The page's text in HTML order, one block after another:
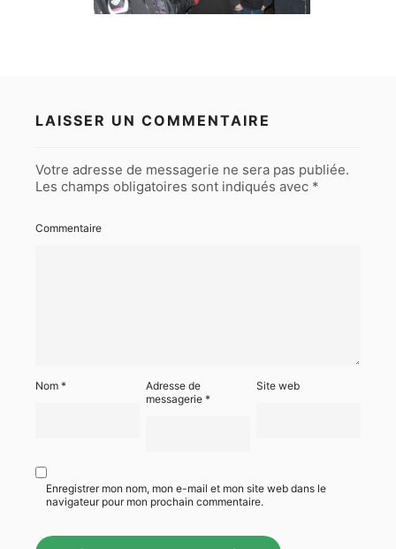
LAISSER UN COMMENTAIRE
Votre adresse de messagerie ne sera pas publiée.
Les champs obligatoires sont indiqués avec *
Commentaire
Nom *
Adresse de
messagerie*
Site web
Enregistrer mon nom, mon e-mail et mon site web dans le
navigateur pour mon prochain commentaire.